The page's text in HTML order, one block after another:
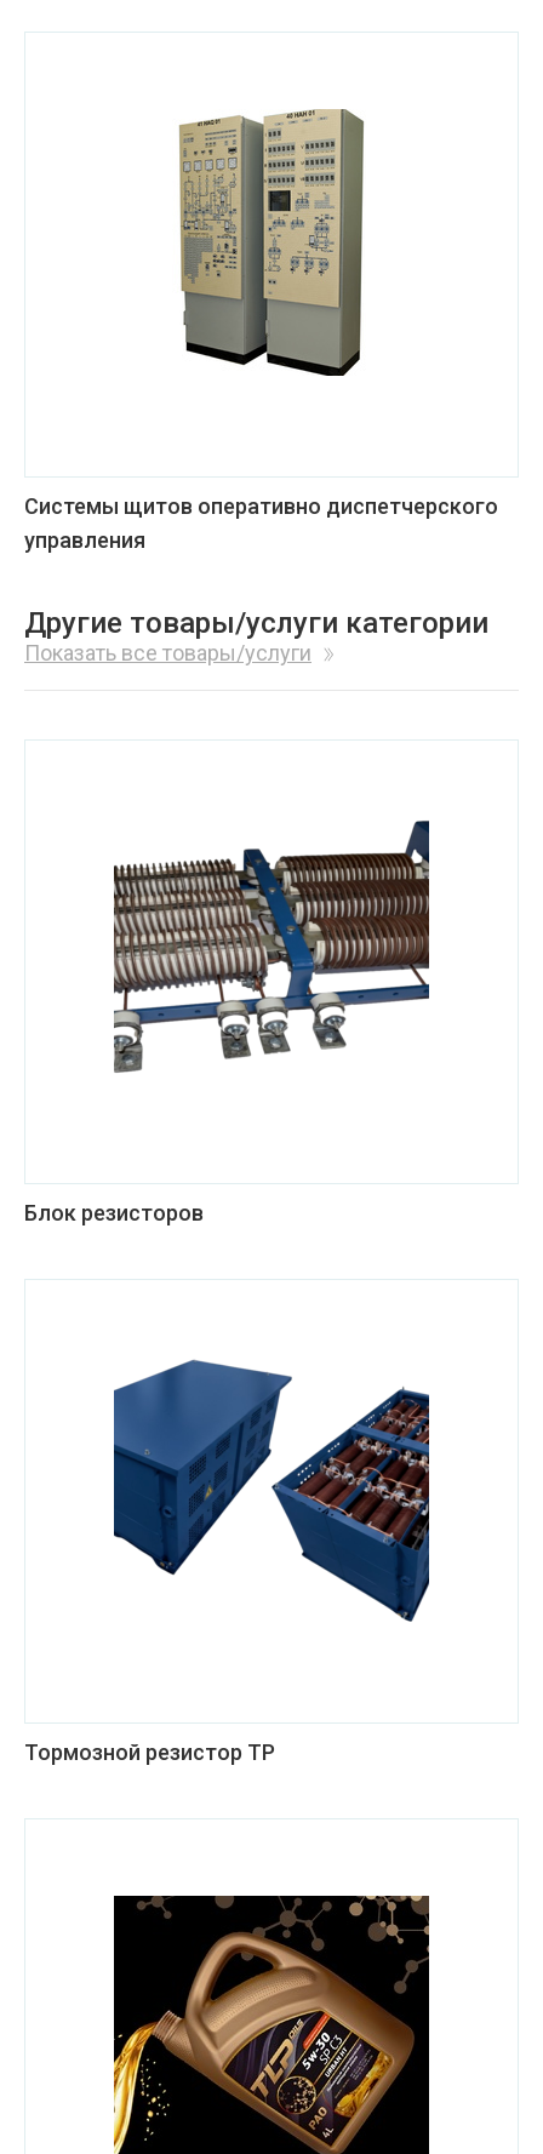
Системы щитов оперативно диспетчерского
управления
Другие товары/услуги категории
Показать все товары/услуги
Блок резисторов
Тормозной резистор ТР